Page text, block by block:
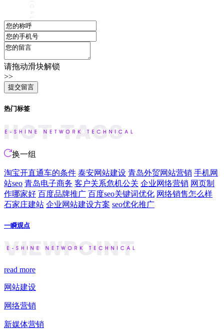
请拖动滑块解锁
>>
热门标签
换一组
淘宝开直通车的条件 泰安网站建设 青岛外贸网站营销 手机网
站seo 青岛电子商务 客户关系危机公关 企业网络营销 网页制
作哪家好 百度品牌推广 百度seo关键词优化 网络销售怎么样
石家庄建站 企业网站建设方案 seo优化推广
一瞬观点
read more
网站建设
网络营销
新媒体营销